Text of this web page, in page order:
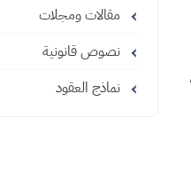
مقالات ومجلات
نصوص قانونية
نماذج العقود